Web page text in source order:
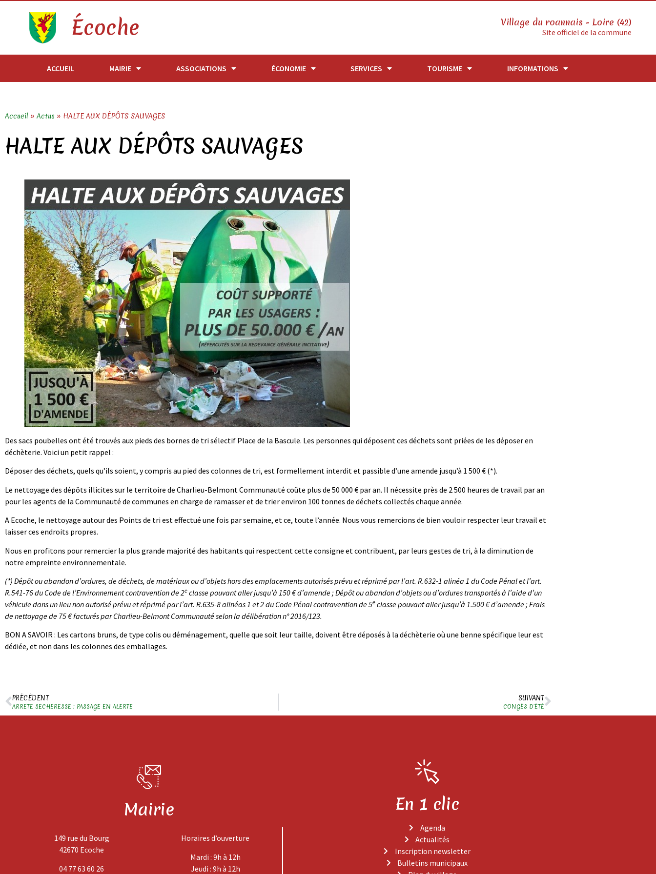
Écoche Village du roannais - Loire (42)
Site officiel de la commune
ACCUEIL MAIRIE ASSOCIATIONS ÉCONOMIE SERVICES TOURISME INFORMATIONS
Accueil » Actus » HALTE AUX DÉPÔTS SAUVAGES
HALTE AUX DÉPÔTS SAUVAGES
Des sacs poubelles ont été trouvés aux pieds des bornes de tri sélectif Place de la Bascule. Les personnes qui déposent ces déchets sont priées de les déposer en
déchèterie. Voici un petit rappel :
Déposer des déchets, quels qu’ils soient, y compris au pied des colonnes de tri, est formellement interdit et passible d’une amende jusqu’à 1 500 € (*).
Le nettoyage des dépôts illicites sur le territoire de Charlieu-Belmont Communauté coûte plus de 50 000 € par an. Il nécessite près de 2 500 heures de travail par an
pour les agents de la Communauté de communes en charge de ramasser et de trier environ 100 tonnes de déchets collectés chaque année.
A Ecoche, le nettoyage autour des Points de tri est effectué une fois par semaine, et ce, toute l’année. Nous vous remercions de bien vouloir respecter leur travail et
laisser ces endroits propres.
Nous en profitons pour remercier la plus grande majorité des habitants qui respectent cette consigne et contribuent, par leurs gestes de tri, à la diminution de
notre empreinte environnementale.
(*) Dépôt ou abandon d’ordures, de déchets, de matériaux ou d’objets hors des emplacements autorisés prévu et réprimé par l’art. R.632-1 alinéa 1 du Code Pénal et l’art.
R.541-76 du Code de l’Environnement contravention de 2e classe pouvant aller jusqu’à 150 € d’amende ; Dépôt ou abandon d’objets ou d’ordures transportés à l’aide d’un
véhicule dans un lieu non autorisé prévu et réprimé par l’art. R.635-8 alinéas 1 et 2 du Code Pénal contravention de 5e classe pouvant aller jusqu’à 1.500 € d’amende ; Frais
de nettoyage de 75 € facturés par Charlieu-Belmont Communauté selon la délibération n° 2016/123.
BON A SAVOIR : Les cartons bruns, de type colis ou déménagement, quelle que soit leur taille, doivent être déposés à la déchèterie où une benne spécifique leur est
dédiée, et non dans les colonnes des emballages.
PRÉCÉDENT
ARRETE SECHERESSE : PASSAGE EN ALERTE
SUIVANT
CONGÉS D’ÉTÉ
Mairie
149 rue du Bourg
42670 Ecoche
04 77 63 60 26
Horaires d’ouverture
Mardi : 9h à 12h
Jeudi : 9h à 12h
En 1 clic
Agenda
Actualités
Inscription newsletter
Bulletins municipaux